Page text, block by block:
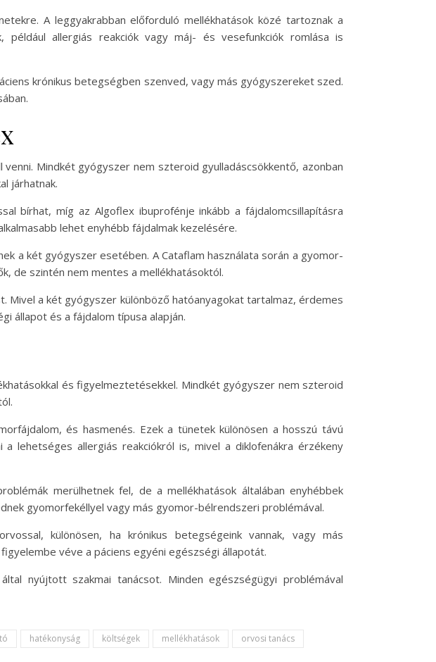
A leggyakrabban előforduló mellékhatások közé tartoznak a
például allergiás reakciók vagy máj- és vesefunkciók romlása is
krónikus betegségben szenved, vagy más gyógyszereket szed.
Mindkét gyógyszer nem szteroid gyulladáscsökkentő, azonban
járhatnak.
bírhat, míg az Algoflex ibuprofénje inkább a fájdalomcsillapításra
lehet enyhébb fájdalmak kezelésére.
a két gyógyszer esetében. A Cataflam használata során a gyomor-
de szintén nem mentes a mellékhatásoktól.
Mivel a két gyógyszer különböző hatóanyagokat tartalmaz, érdemes
állapot és a fájdalom típusa alapján.
és figyelmeztetésekkel. Mindkét gyógyszer nem szteroid
és hasmenés. Ezek a tünetek különösen a hosszú távú
lehetséges allergiás reakciókról is, mivel a diklofenákra érzékeny
merülhetnek fel, de a mellékhatások általában enyhébbek
gyomorfekéllyel vagy más gyomor-bélrendszeri problémával.
különösen, ha krónikus betegségeink vannak, vagy más
véve a páciens egyéni egészségi állapotát.
nyújtott szakmai tanácsot. Minden egészségügyi problémával
hatékonyság költségek mellékhatások orvosi tanács